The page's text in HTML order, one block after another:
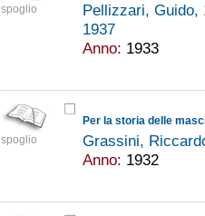
spoglio
Pellizzari, Guido,
1937
Anno: 1933
spoglio
Per la storia delle
Grassini,
Anno: 1932